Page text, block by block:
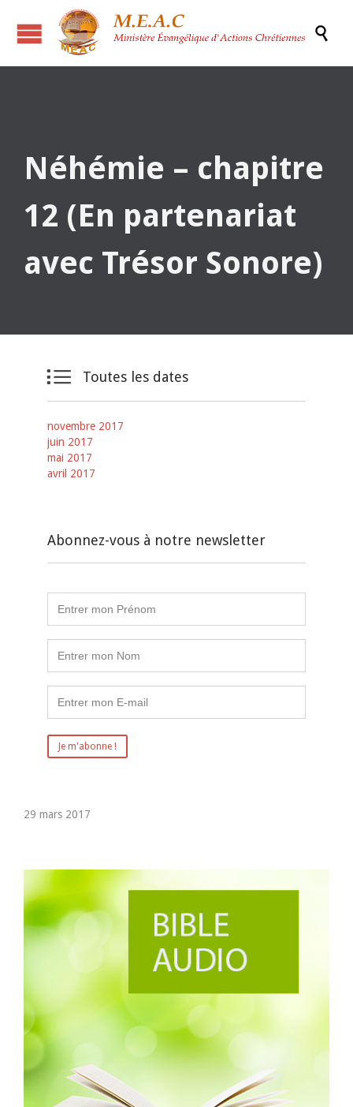

Néhémie – chapitre
12 (En partenariat
avec Trésor Sonore)
 Toutes les dates
novembre 2017
juin 2017
mai 2017
avril 2017
Abonnez-vous à notre newsletter
29 mars 2017